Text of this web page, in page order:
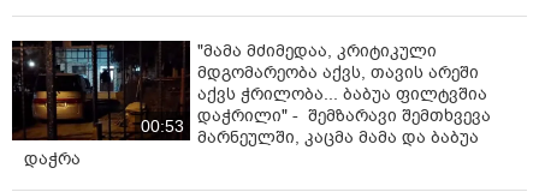
00:53
"მამა მძიმედაა, კრიტიკული
მდგომარეობა აქვს, თავის არეში
აქვს ჭრილობა... ბაბუა ფილტვშია
დაჭრილი" - შემზარავი შემთხვევა
მარნეულში, კაცმა მამა და ბაბუა
დაჭრა